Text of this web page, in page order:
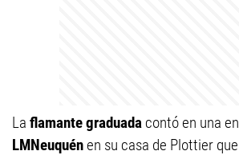
La flamante graduada contó en una
LMNeuquénen su casa de Plottier